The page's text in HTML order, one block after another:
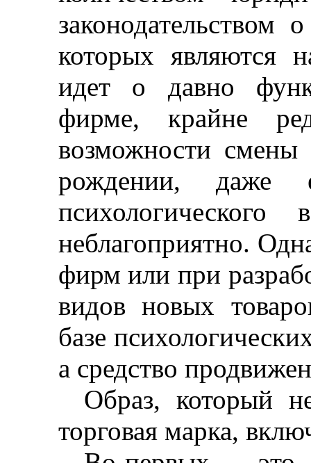
законодательством
которых являются
идет о давно
фирме, крайне
возможности смены
рождении, даже
психологического
неблагоприятно.
фирм или при
видов новых
базе
а средство
Образ, который
торговая марка,